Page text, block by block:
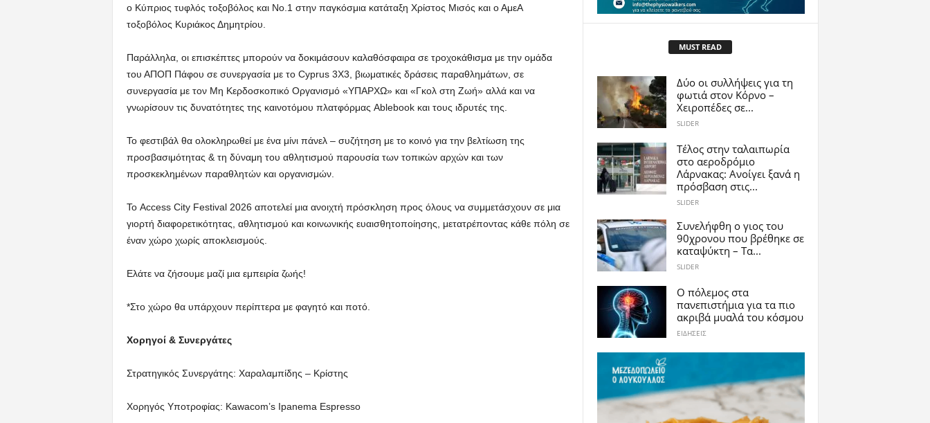
ο Κύπριος τυφλός τοξοβόλος και Νο.1 στην παγκόσμια κατάταξη Χρίστος Μισός και ο ΑμεΑ
τοξοβόλος Κυριάκος Δημητρίου.
Παράλληλα, οι επισκέπτες μπορούν να δοκιμάσουν καλαθόσφαιρα σε τροχοκάθισμα με την ομάδα
του ΑΠΟΠ Πάφου σε συνεργασία με το Cyprus 3X3, βιωματικές δράσεις παραθλημάτων, σε
συνεργασία με τον Μη Κερδοσκοπικό Οργανισμό «ΥΠΑΡΧΩ» και «Γκολ στη Ζωή» αλλά και να
γνωρίσουν τις δυνατότητες της καινοτόμου πλατφόρμας Ablebook και τους ιδρυτές της.
Το φεστιβάλ θα ολοκληρωθεί με ένα μίνι πάνελ – συζήτηση με το κοινό για την βελτίωση της
προσβασιμότητας & τη δύναμη του αθλητισμού παρουσία των τοπικών αρχών και των
προσκεκλημένων παραθλητών και οργανισμών.
Το Access City Festival 2026 αποτελεί μια ανοιχτή πρόσκληση προς όλους να συμμετάσχουν σε μια
γιορτή διαφορετικότητας, αθλητισμού και κοινωνικής ευαισθητοποίησης, μετατρέποντας κάθε πόλη σε
έναν χώρο χωρίς αποκλεισμούς.
Ελάτε να ζήσουμε μαζί μια εμπειρία ζωής!
*Στο χώρο θα υπάρχουν περίπτερα με φαγητό και ποτό.
Χορηγοί & Συνεργάτες
Στρατηγικός Συνεργάτης: Χαραλαμπίδης – Κρίστης
Χορηγός Υποτροφίας: Kawacom’s Ipanema Espresso
MUST READ
Δύο οι συλλήψεις για τη
φωτιά στον Κόρνο –
Χειροπέδες σε...
SLIDER
Tέλος στην ταλαιπωρία
στο αεροδρόμιο
Λάρνακας: Ανοίγει ξανά η
πρόσβαση στις...
SLIDER
Συνελήφθη ο γιος του
90χρονου που βρέθηκε σε
καταψύκτη – Τα...
SLIDER
Ο πόλεμος στα
πανεπιστήμια για τα πιο
ακριβά μυαλά του κόσμου
ΕΙΔΗΣΕΙΣ